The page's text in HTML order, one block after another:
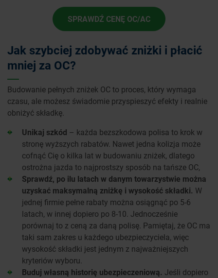
SPRAWDŹ CENĘ OC/AC
Jak szybciej zdobywać zniżki i płacić
mniej za OC?
Budowanie pełnych zniżek OC to proces, który wymaga
czasu, ale możesz świadomie przyspieszyć efekty i realnie
obniżyć składkę.
Unikaj szkód – każda bezszkodowa polisa to krok w
stronę wyższych rabatów. Nawet jedna kolizja może
cofnąć Cię o kilka lat w budowaniu zniżek, dlatego
ostrożna jazda to najprostszy sposób na tańsze OC,
Sprawdź, po ilu latach w danym towarzystwie można
uzyskać maksymalną zniżkę i wysokość składki. W
jednej firmie pełne rabaty można osiągnąć po 5-6
latach, w innej dopiero po 8-10. Jednocześnie
porównaj to z ceną za daną polisę. Pamiętaj, że OC ma
taki sam zakres u każdego ubezpieczyciela, więc
wysokość składki jest jednym z najważniejszych
kryteriów wyboru.
Buduj własną historię ubezpieczeniową. Jeśli dopiero